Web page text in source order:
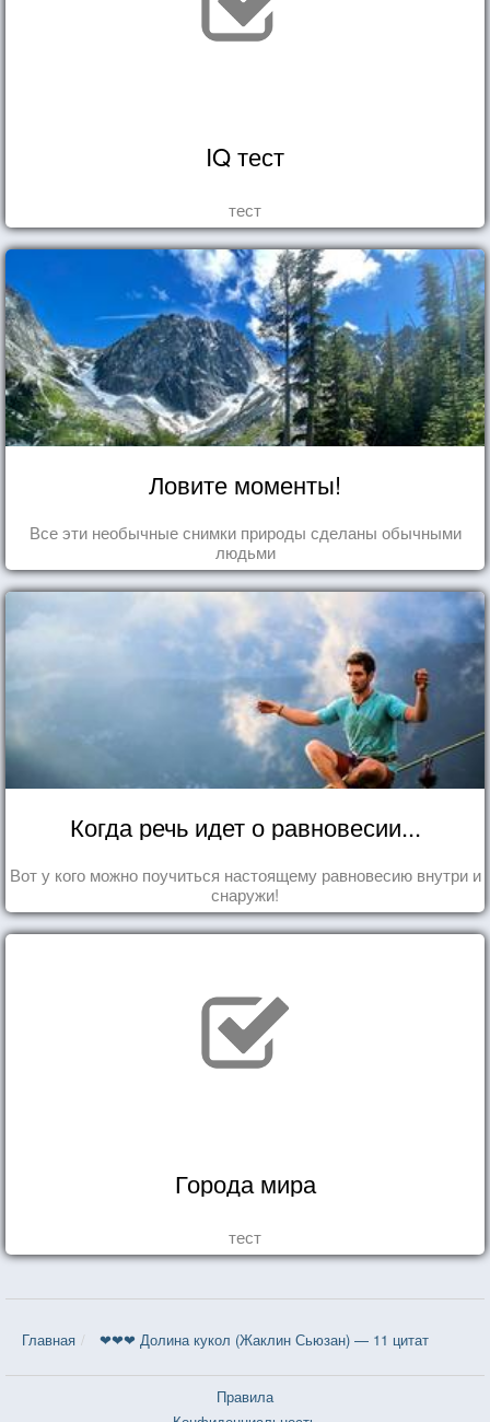
IQ тест
тест
Ловите моменты!
Все эти необычные снимки природы сделаны обычными
людьми
Когда речь идет о равновесии...
Вот у кого можно поучиться настоящему равновесию внутри и
снаружи!
Города мира
тест
Главная ❤❤❤ Долина кукол (Жаклин Сьюзан) — 11 цитат
Правила